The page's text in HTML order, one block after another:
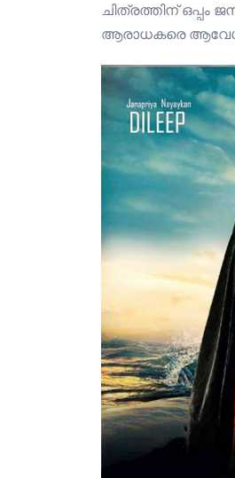
ചിത്രത്തിന് ഒപ്പം
ആരാധകരെ